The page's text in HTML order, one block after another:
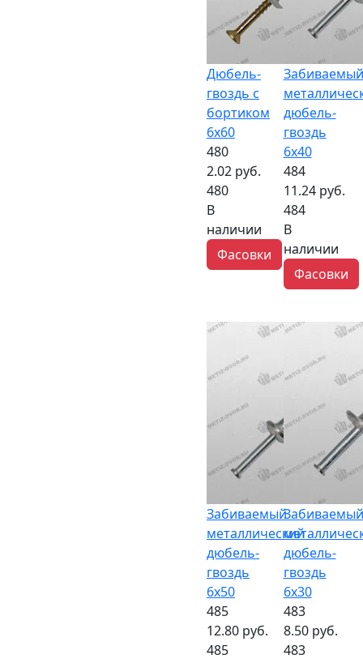
Дюбель-
гвоздь с
бортиком
6x60
480
2.02 руб.
480
В
наличии
Фасовки
Забиваемый
дюбель-
гвоздь
6х40
484
11.24 руб.
484
В
наличии
Фасовки
Забиваемый
металлический
дюбель-
гвоздь
6х50
485
12.80 руб.
485
Забиваемый
дюбель-
гвоздь
6х30
483
8.50 руб.
483